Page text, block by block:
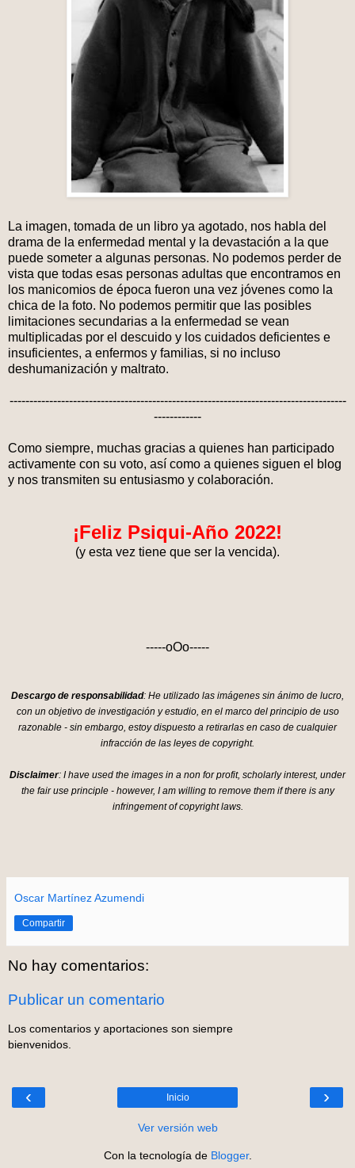
La imagen, tomada de un libro ya agotado, nos habla del
drama de la enfermedad mental y la devastación a la que
puede someter a algunas personas. No podemos perder de
vista que todas esas personas adultas que encontramos en
los manicomios de época fueron una vez jóvenes como la
chica de la foto. No podemos permitir que las posibles
limitaciones secundarias a la enfermedad se vean
multiplicadas por el descuido y los cuidados deficientes e
insuficientes, a enfermos y familias, si no incluso
deshumanización y maltrato.
-------------------------------------------------------------------------------------
------------
Como siempre, muchas gracias a quienes han participado
activamente con su voto, así como a quienes siguen el blog
y nos transmiten su entusiasmo y colaboración.
¡Feliz Psiqui-Año 2022!
(y esta vez tiene que ser la vencida).
-----oOo-----
Descargo de responsabilidad: He utilizado las imágenes sin ánimo de lucro,
con un objetivo de investigación y estudio, en el marco del principio de uso
razonable - sin embargo, estoy dispuesto a retirarlas en caso de cualquier
infracción de las leyes de copyright.
Disclaimer: I have used the images in a non for profit, scholarly interest, under
the fair use principle - however, I am willing to remove them if there is any
infringement of copyright laws.
Oscar Martínez Azumendi
Compartir
No hay comentarios:
Publicar un comentario
Los comentarios y aportaciones son siempre
bienvenidos.
‹ ›
Inicio
Ver versión web
Con la tecnología de Blogger.